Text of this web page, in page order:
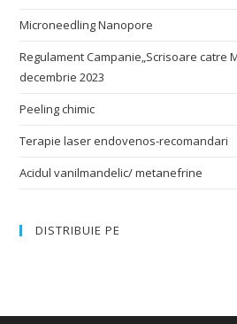
Microneedling Nanopore
Regulament Campanie„Scrisoare catre
decembrie 2023
Peeling chimic
Terapie laser endovenos-recomandari
Acidul vanilmandelic/ metanefrine
DISTRIBUIE PE